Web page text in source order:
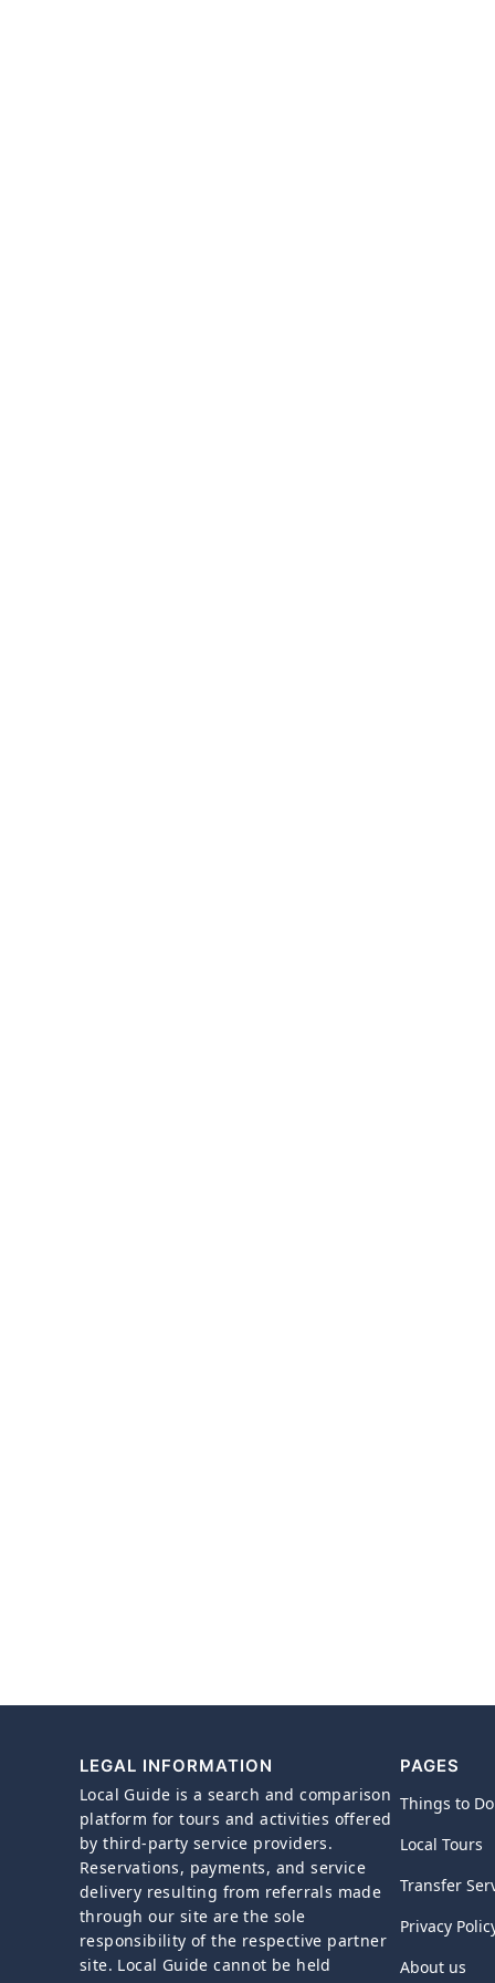
LEGAL INFORMATION
Local Guide is a search and comparison
platform for tours and activities offered
by third-party service providers.
Reservations, payments, and service
delivery resulting from referrals made
through our site are the sole
responsibility of the respective partner
site. Local Guide cannot be held
PAGES
Things to Do
Local Tours
Transfer
Privacy
About us